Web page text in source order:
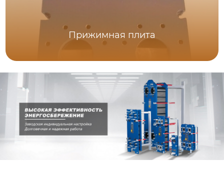
Прижимная плита